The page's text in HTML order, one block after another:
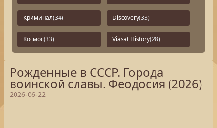
Криминал(34) Discovery(33)
Космос(33) Viasat History(28)
Рожденные в СССР. Города
воинской славы. Феодосия (2026)
2026-06-22